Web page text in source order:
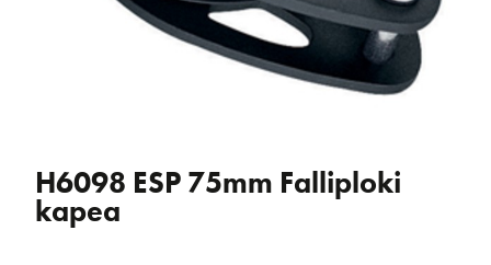
H6098 ESP 75mm Falliploki
kapea